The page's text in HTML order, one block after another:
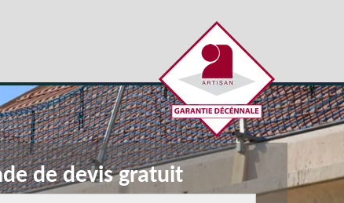
de devis gratuit